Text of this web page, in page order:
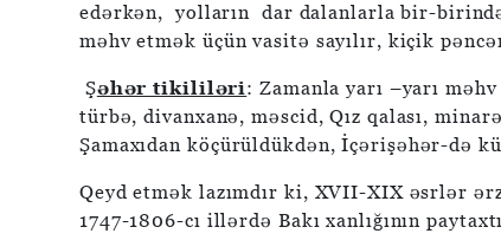
edərkən, yolların dar dalanlarla bir-
məhv etmək üçün vasitə sayılır, kiçik
Şəhər tikililəri: Zamanla yarı –yarı
türbə, divanxanə, məscid, Qız qalası,
Şamaxıdan köçürüldükdən, İçərişəhər-də
Qeyd etmək lazımdır ki, XVII-XIX əsrlər
1747-1806-cı illərdə Bakı xanlığının